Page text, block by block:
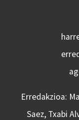
Erredakzioa:
Saez, Txabi